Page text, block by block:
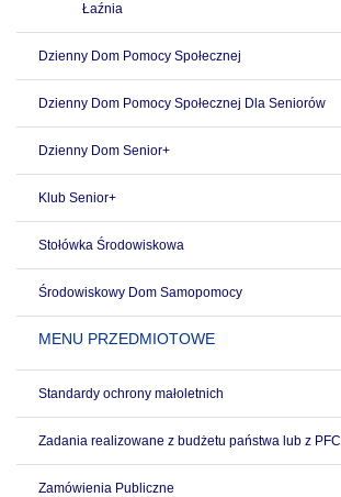
Łaźnia
Dzienny Dom Pomocy Społecznej
Dzienny Dom Pomocy Społecznej Dla Seniorów
Dzienny Dom Senior+
Klub Senior+
Stołówka Środowiskowa
Środowiskowy Dom Samopomocy
MENU PRZEDMIOTOWE
Standardy ochrony małoletnich
Zadania realizowane z budżetu państwa lub z PFC
Zamówienia Publiczne